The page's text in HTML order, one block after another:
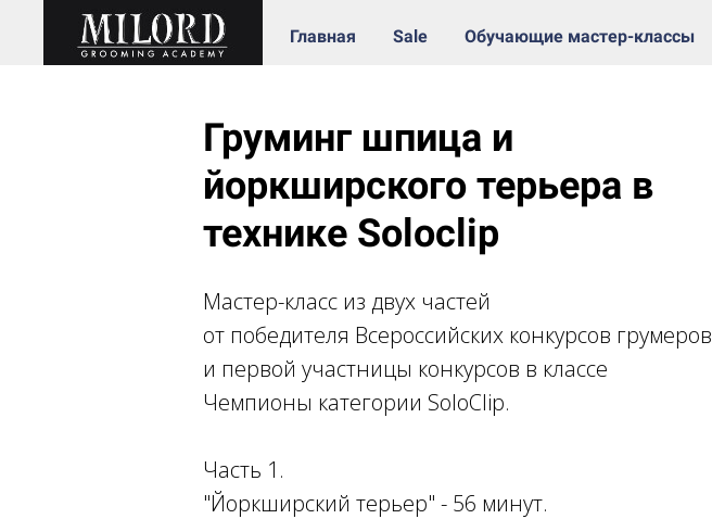
Главная Sale Обучающие мастер-классы
Груминг шпица и
йоркширского терьера в
технике Soloclip
Мастер-класс из двух частей
от победителя Всероссийских конкурсов грумеров
и первой участницы конкурсов в классе
Чемпионы категории SoloClip.
Часть 1.
"Йоркширский терьер" - 56 минут.